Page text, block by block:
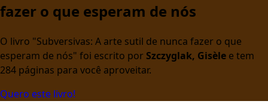
fazer o que esperam de nós
O livro "Subversivas: A arte sutil de nunca fazer o que
esperam de nós" foi escrito por Szczyglak, Gisèle e tem
284 páginas para você aproveitar.
Quero este livro!